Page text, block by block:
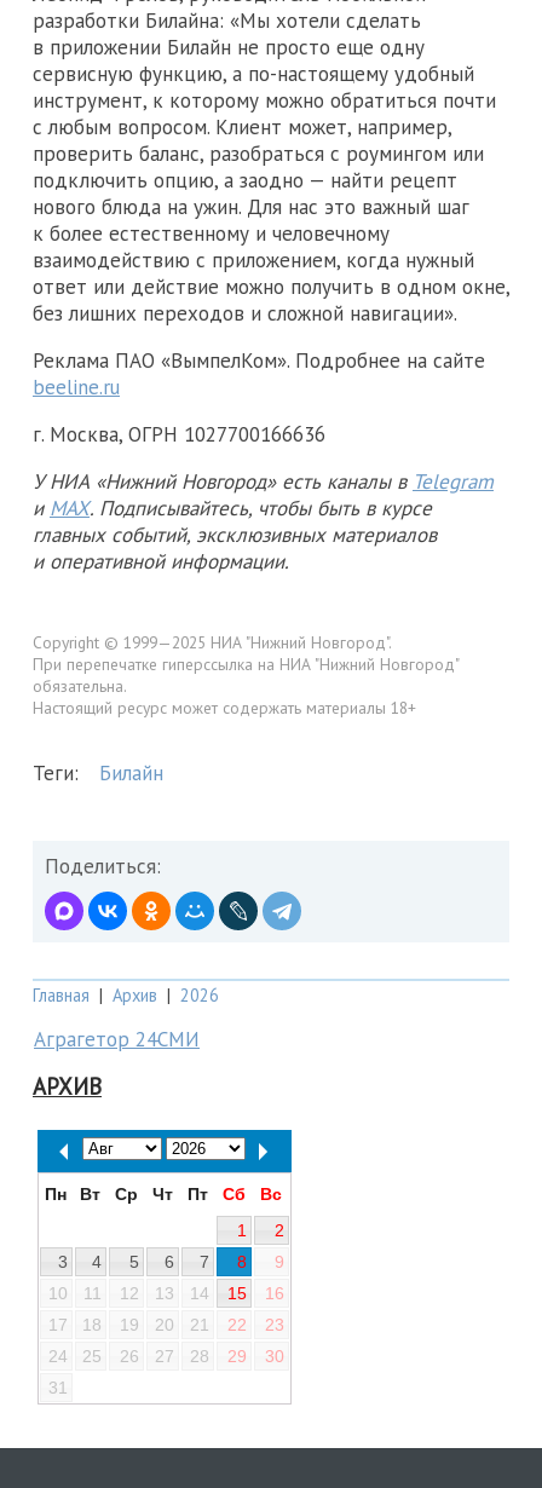
разработки Билайна: «Мы хотели сделать
в приложении Билайн не просто еще одну
сервисную функцию, а по-настоящему удобный
инструмент, к которому можно обратиться почти
с любым вопросом. Клиент может, например,
проверить баланс, разобраться с роумингом или
подключить опцию, а заодно — найти рецепт
нового блюда на ужин. Для нас это важный шаг
к более естественному и человечному
взаимодействию с приложением, когда нужный
ответ или действие можно получить в одном окне,
без лишних переходов и сложной навигации».
Реклама ПАО «ВымпелКом». Подробнее на сайте
beeline.ru
г. Москва, ОГРН 1027700166636
У НИА «Нижний Новгород» есть каналы в Telegram
и MAX. Подписывайтесь, чтобы быть в курсе
главных событий, эксклюзивных материалов
и оперативной информации.
Copyright © 1999—2025 НИА "Нижний Новгород".
При перепечатке гиперссылка на НИА "Нижний Новгород"
обязательна.
Настоящий ресурс может содержать материалы 18+
Теги: Билайн
Поделиться:
Главная | Архив | 2026
Аграгетор 24СМИ
АРХИВ
Пн Вт Ср Чт Пт Сб
Вс
1
2
3
4 5 6 7 8
9
10
11 12 13 14 15
16
17
18 19 20 21 22
23
24
25 26 27 28 29
30
31